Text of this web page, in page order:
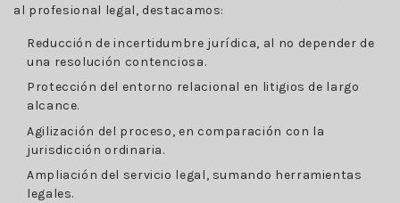
al profesional legal, destacamos:
Reducción de incertidumbre jurídica, al no depender de
una resolución contenciosa.
Protección del entorno relacional en litigios de largo
alcance.
Agilización del proceso, en comparación con la
jurisdicción ordinaria.
Ampliación del servicio legal, sumando herramientas
legales.